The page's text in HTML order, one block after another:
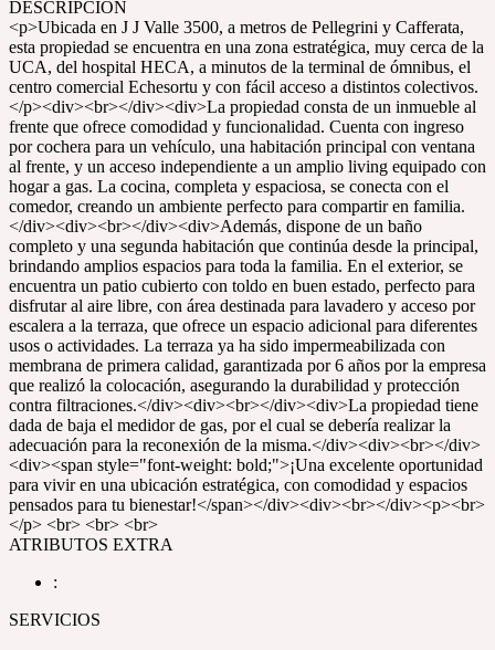
DESCRIPCIÓN
<p>Ubicada en J J Valle 3500, a metros de Pellegrini y Cafferata,
esta propiedad se encuentra en una zona estratégica, muy cerca de la
UCA, del hospital HECA, a minutos de la terminal de ómnibus, el
centro comercial Echesortu y con fácil acceso a distintos colectivos.
</p><div><br></div><div>La propiedad consta de un inmueble al
frente que ofrece comodidad y funcionalidad. Cuenta con ingreso
por cochera para un vehículo, una habitación principal con ventana
al frente, y un acceso independiente a un amplio living equipado con
hogar a gas. La cocina, completa y espaciosa, se conecta con el
comedor, creando un ambiente perfecto para compartir en familia.
</div><div><br></div><div>Además, dispone de un baño
completo y una segunda habitación que continúa desde la principal,
brindando amplios espacios para toda la familia. En el exterior, se
encuentra un patio cubierto con toldo en buen estado, perfecto para
disfrutar al aire libre, con área destinada para lavadero y acceso por
escalera a la terraza, que ofrece un espacio adicional para diferentes
usos o actividades. La terraza ya ha sido impermeabilizada con
membrana de primera calidad, garantizada por 6 años por la empresa
que realizó la colocación, asegurando la durabilidad y protección
contra filtraciones.</div><div><br></div><div>La propiedad tiene
dada de baja el medidor de gas, por el cual se debería realizar la
adecuación para la reconexión de la misma.</div><div><br></div>
<div><span style="font-weight: bold;">¡Una excelente oportunidad
para vivir en una ubicación estratégica, con comodidad y espacios
pensados para tu bienestar!</span></div><div><br></div><p><br>
</p> <br> <br> <br>
ATRIBUTOS EXTRA
:
SERVICIOS